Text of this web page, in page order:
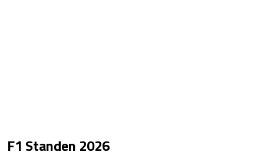
F1 Standen 2026